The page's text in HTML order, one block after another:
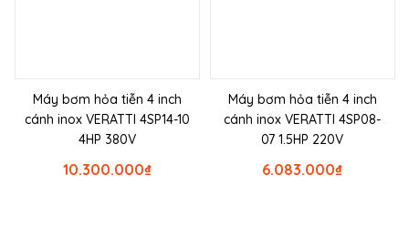
Máy bơm hỏa tiễn 4 inch
cánh inox VERATTI 4SP14-10
4HP 380V
₫
10.300.000
Máy bơm hỏa tiễn 4 inch
cánh inox VERATTI 4SP08-
07 1.5HP 220V
₫
6.083.000